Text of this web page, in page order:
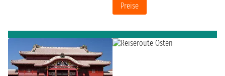
Preise